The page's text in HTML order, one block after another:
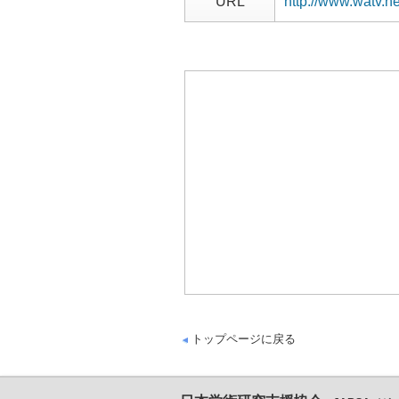
トップページに戻る